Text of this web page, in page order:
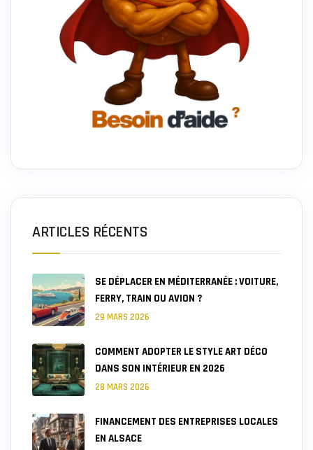
ARTICLES RÉCENTS
SE DÉPLACER EN MÉDITERRANÉE : VOITURE,
FERRY, TRAIN OU AVION ?
29 MARS 2026
COMMENT ADOPTER LE STYLE ART DÉCO
DANS SON INTÉRIEUR EN 2026
28 MARS 2026
FINANCEMENT DES ENTREPRISES LOCALES
EN ALSACE